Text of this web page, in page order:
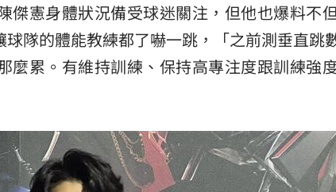
傑憲身體狀況備受球迷關注，但他也爆料不
隊的體能教練都了嚇一跳，「之前測垂直跳
麼累。有維持訓練、保持高專注度跟訓練強